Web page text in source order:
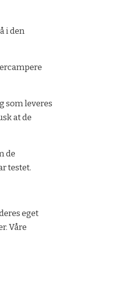
i den
som leveres
at de
de
testet.
eget
Våre